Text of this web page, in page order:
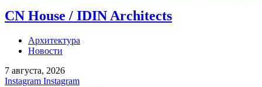
CN House / IDIN Architects
Архитектура
Новости
7 августа, 2026
Instagram Instagram